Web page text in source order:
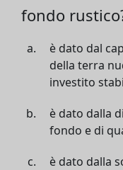
fondo
è dato dal
della terra
investito
è dato dalla
fondo e di
è dato dalla